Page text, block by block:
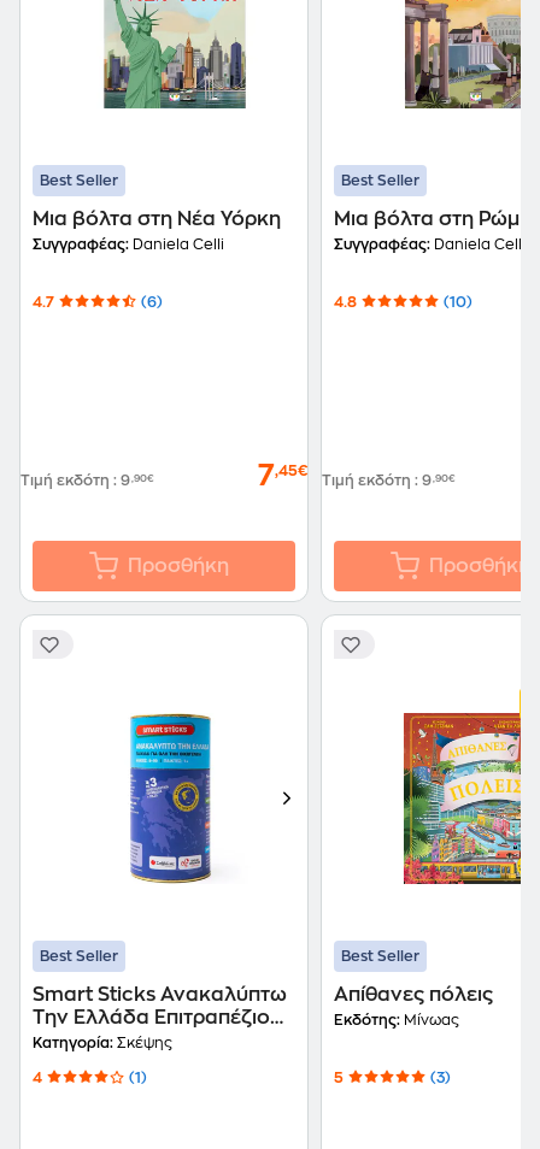
Best Seller
Μια βόλτα στη Νέα Υόρκη
Συγγραφέας: Daniela Celli
4.7 (6)
Τιμή εκδότη : 9,90€ 7,45€
Προσθήκη
Best Seller
Μια βόλτα στη Ρώμη
Συγγραφέας: Daniela Celli
4.8 (10)
Τιμή εκδότη : 9,90€
Προσθήκη
Best Seller
Smart Sticks Ανακαλύπτω
Την Ελλάδα Επιτραπέζιο
(Σαββάλας)
Κατηγορία: Σκέψης
4 (1)
Best Seller
Απίθανες πόλεις
Εκδότης: Μίνωας
5 (3)